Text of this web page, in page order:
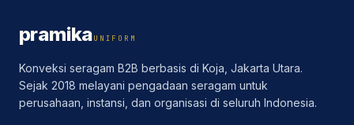
pramikaUNIFORM
Konveksi seragam B2B berbasis di Koja, Jakarta Utara.
Sejak 2018 melayani pengadaan seragam untuk
perusahaan, instansi, dan organisasi di seluruh Indonesia.